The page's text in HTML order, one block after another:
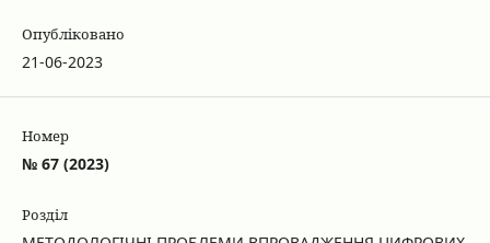
Опубліковано
21-06-2023
Номер
№ 67 (2023)
Розділ